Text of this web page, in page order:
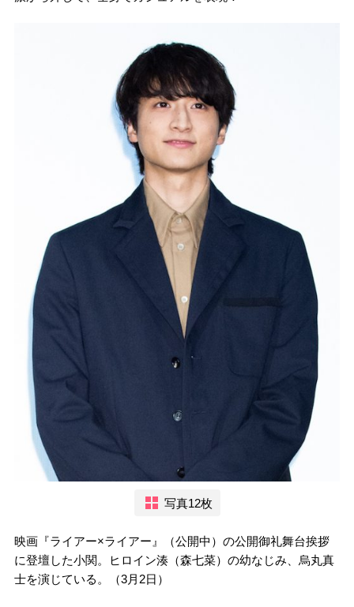
写真12枚
映画『ライアー×ライアー』（公開中）の公開御礼舞台挨拶
に登壇した小関。ヒロイン湊（森七菜）の幼なじみ、烏丸真
士を演じている。（3月2日）